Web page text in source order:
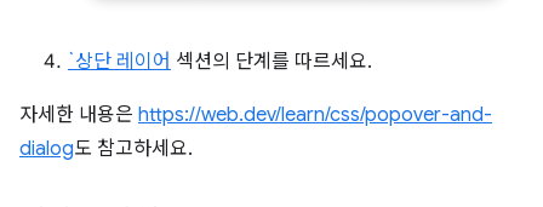
`상단 레이어 섹션의 단계를 따르세요.
자세한 내용은 https://web.dev/learn/css/popover-and-
dialog도 참고하세요.